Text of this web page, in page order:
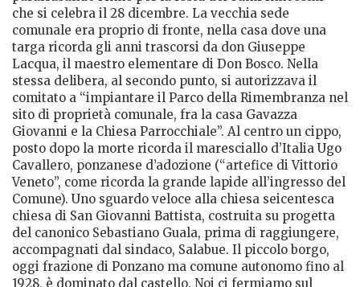
che si celebra il 28 dicembre. La vecchia sede
comunale era proprio di fronte, nella casa dove una
targa ricorda gli anni trascorsi da don Giuseppe
Lacqua, il maestro elementare di Don Bosco. Nella
stessa delibera, al secondo punto, si autorizzava il
comitato a “impiantare il Parco della Rimembranza nel
sito di proprietà comunale, fra la casa Gavazza
Giovanni e la Chiesa Parrocchiale”. Al centro un cippo,
posto dopo la morte ricorda il maresciallo d’Italia Ugo
Cavallero, ponzanese d’adozione (“artefice di Vittorio
Veneto”, come ricorda la grande lapide all’ingresso del
Comune). Uno sguardo veloce alla chiesa seicentesca
chiesa di San Giovanni Battista, costruita su progetta
del canonico Sebastiano Guala, prima di raggiungere,
accompagnati dal sindaco, Salabue. Il piccolo borgo,
oggi frazione di Ponzano ma comune autonomo fino al
1928, è dominato dal castello. Noi ci fermiamo sul